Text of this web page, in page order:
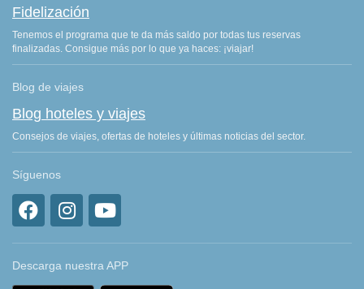
Fidelización
Tenemos el programa que te da más saldo por todas tus reservas
finalizadas. Consigue más por lo que ya haces: ¡viajar!
Blog de viajes
Blog hoteles y viajes
Consejos de viajes, ofertas de hoteles y últimas noticias del sector.
Síguenos
Descarga nuestra APP